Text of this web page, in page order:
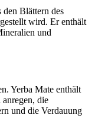
viele positive
anderem die Muskeln,
harntreibend sein.
und Speichel und
und
Blättern des
wird. Er enthält
und
Yerba Mate enthält
die
und die Verdauung